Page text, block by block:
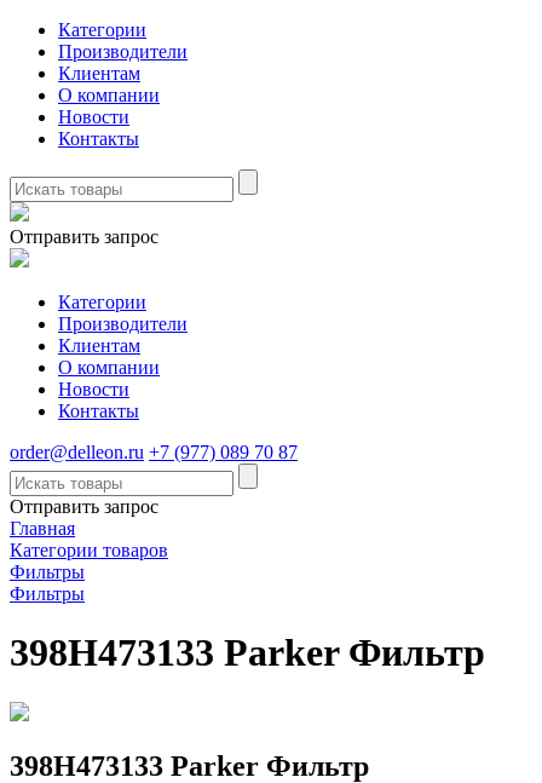
Категории
Производители
Клиентам
О компании
Новости
Контакты
Отправить запрос
Категории
Производители
Клиентам
О компании
Новости
Контакты
order@delleon.ru +7 (977) 089 70 87
Отправить запрос
Главная
Категории товаров
Фильтры
Фильтры
398H473133 Parker Фильтр
398H473133 Parker Фильтр